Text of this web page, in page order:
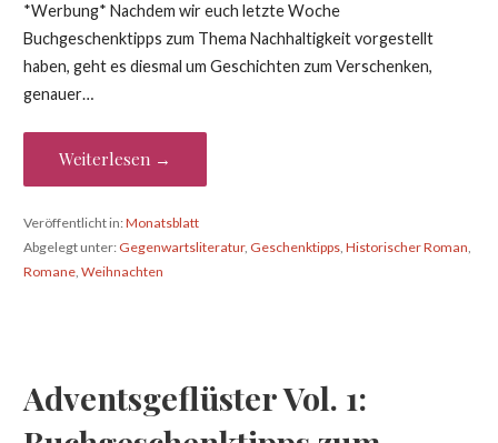
*Werbung* Nachdem wir euch letzte Woche
Buchgeschenktipps zum Thema Nachhaltigkeit vorgestellt
haben, geht es diesmal um Geschichten zum Verschenken,
genauer…
Weiterlesen →
Veröffentlicht in:Monatsblatt
Abgelegt unter: Gegenwartsliteratur, Geschenktipps, Historischer Roman
Romane, Weihnachten
Adventsgeflüster Vol. 1: